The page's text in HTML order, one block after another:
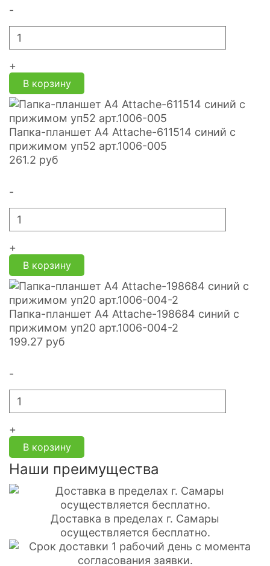
-
+
В корзину
Папка-планшет А4 Attache-611514 синий с
прижимом уп52 арт.1006-005
261.2 руб
-
+
В корзину
Папка-планшет А4 Attache-198684 синий с
прижимом уп20 арт.1006-004-2
199.27 руб
-
+
В корзину
Наши преимущества
Доставка в пределах г. Самары
осуществляется бесплатно.